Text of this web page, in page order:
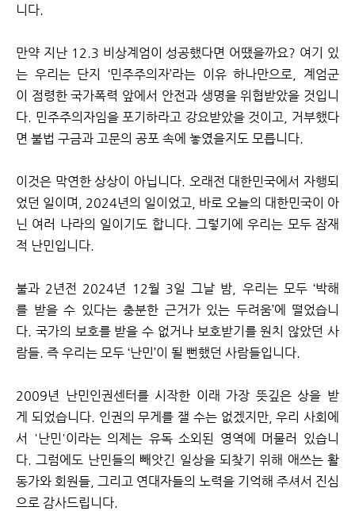
니다.
만약 지난 12.3 비상계엄이 성공했다면 어땠을까요? 여기 있
는 우리는 단지 ‘민주주의자’라는 이유 하나만으로, 계엄군
이 점령한 국가폭력 앞에서 안전과 생명을 위협받았을 것입니
다. 민주주의자임을 포기하라고 강요받았을 것이고, 거부했다
면 불법 구금과 고문의 공포 속에 놓였을지도 모릅니다.
이것은 막연한 상상이 아닙니다. 오래전 대한민국에서 자행되
었던 일이며, 2024년의 일이었고, 바로 오늘의 대한민국이 아
닌 여러 나라의 일이기도 합니다. 그렇기에 우리는 모두 잠재
적 난민입니다.
불과 2년전 2024년 12월 3일 그날 밤, 우리는 모두 ‘박해
를 받을 수 있다는 충분한 근거가 있는 두려움’에 떨었습니
다. 국가의 보호를 받을 수 없거나 보호받기를 원치 않았던 사
람들. 즉 우리는 모두 ‘난민’이 될 뻔했던 사람들입니다.
2009년 난민인권센터를 시작한 이래 가장 뜻깊은 상을 받
게 되었습니다. 인권의 무게를 잴 수는 없겠지만, 우리 사회에
서 '난민'이라는 의제는 유독 소외된 영역에 머물러 있습니
다. 그럼에도 난민들의 빼앗긴 일상을 되찾기 위해 애쓰는 활
동가와 회원들, 그리고 연대자들의 노력을 기억해 주셔서 진심
으로 감사드립니다.